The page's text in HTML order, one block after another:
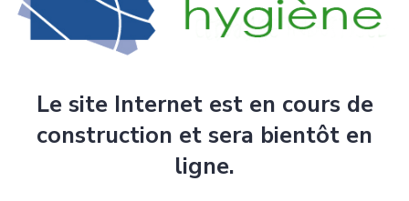
Le site Internet est en cours de
construction et sera bientôt en
ligne.